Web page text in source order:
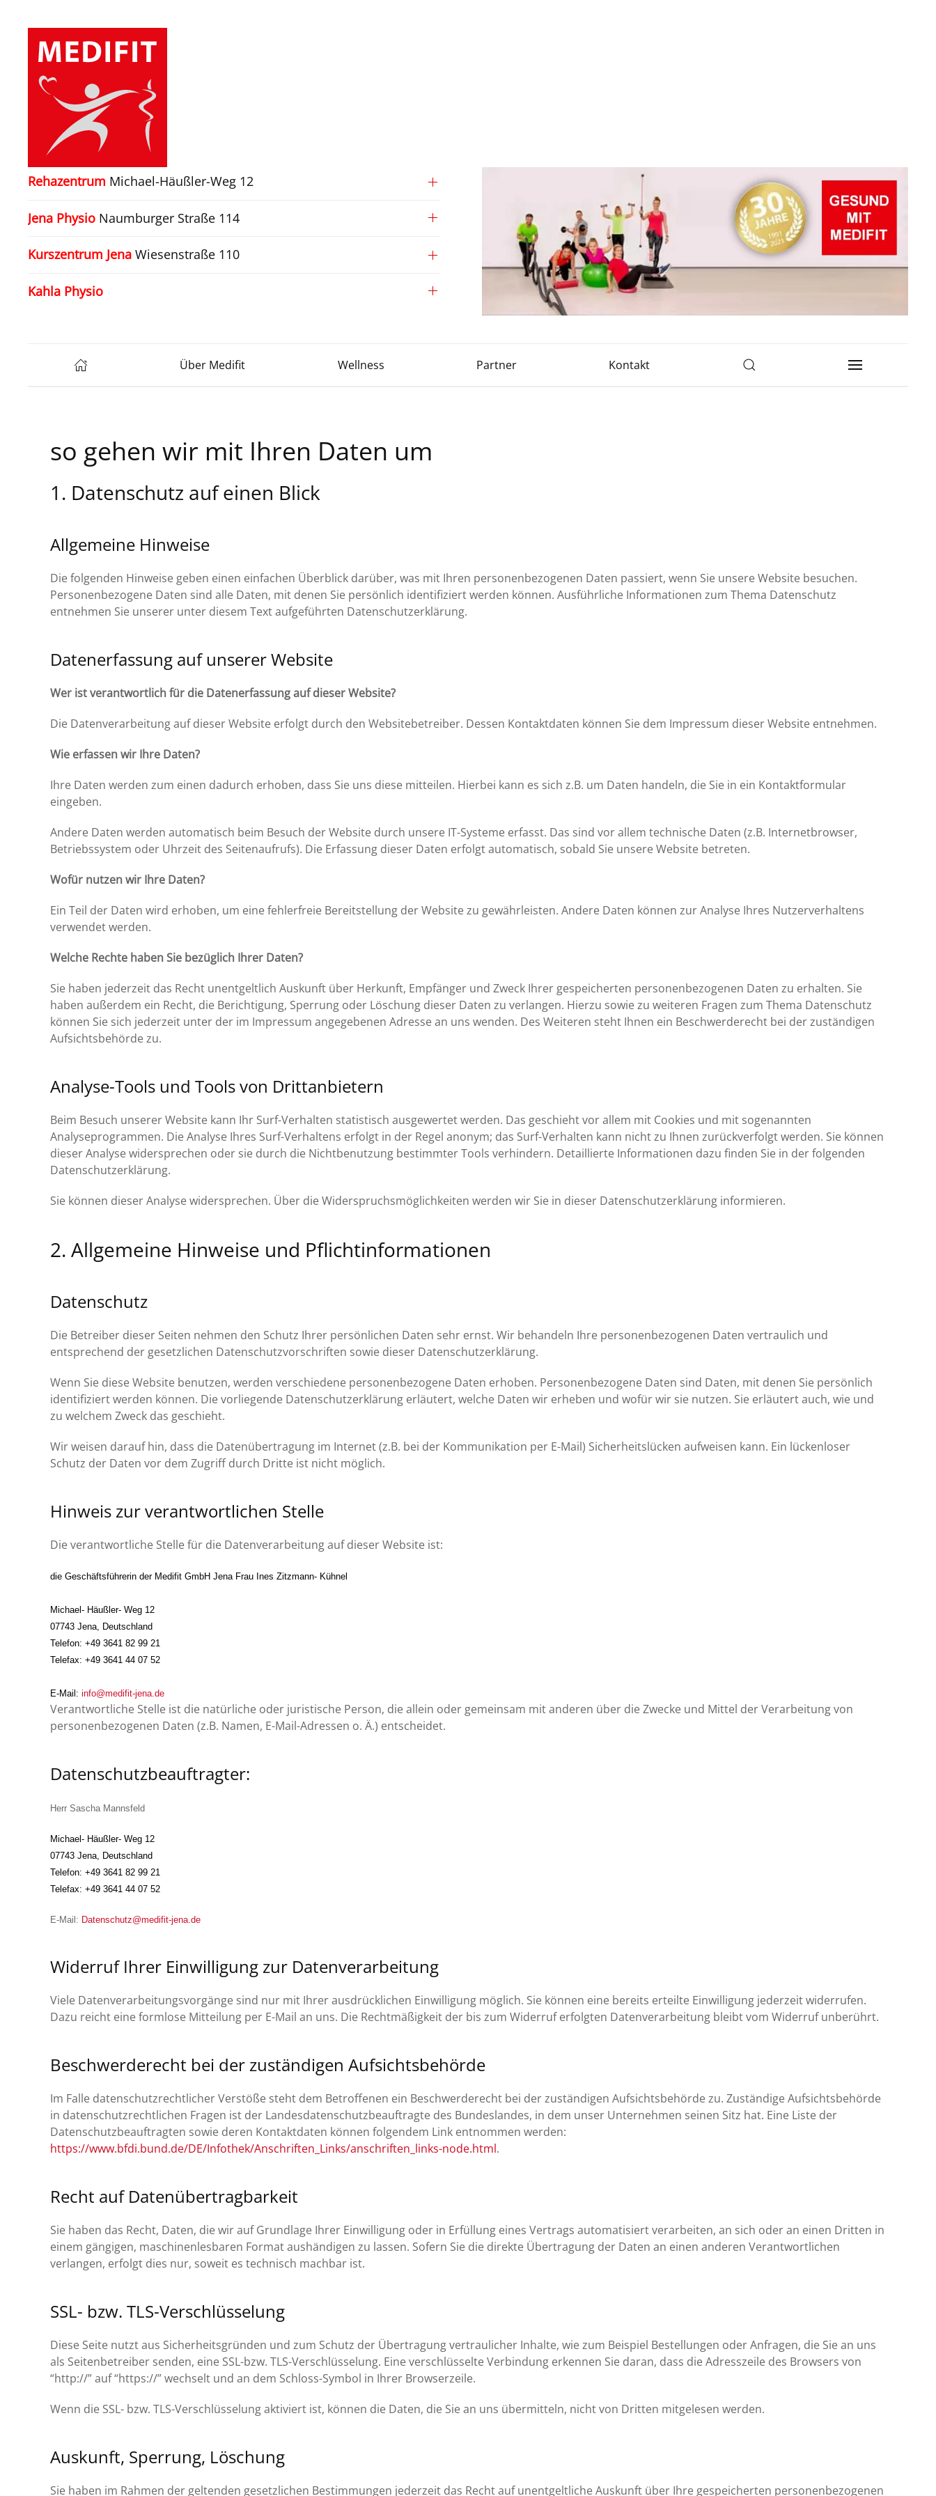
Zum Hauptinhalt springen
Rehazentrum Michael-Häußler-Weg 12
Jena Physio Naumburger Straße 114
Kurszentrum Jena Wiesenstraße 110
Kahla Physio
Über Medifit Wellness Partner Kontakt
so gehen wir mit Ihren Daten um
1. Datenschutz auf einen Blick
Allgemeine Hinweise
Die folgenden Hinweise geben einen einfachen Überblick darüber, was mit Ihren personenbezogenen Daten passiert, wenn Sie unsere Website besuchen.
Personenbezogene Daten sind alle Daten, mit denen Sie persönlich identifiziert werden können. Ausführliche Informationen zum Thema Datenschutz
entnehmen Sie unserer unter diesem Text aufgeführten Datenschutzerklärung.
Datenerfassung auf unserer Website
Wer ist verantwortlich für die Datenerfassung auf dieser Website?
Die Datenverarbeitung auf dieser Website erfolgt durch den Websitebetreiber. Dessen Kontaktdaten können Sie dem Impressum dieser Website entnehmen.
Wie erfassen wir Ihre Daten?
Ihre Daten werden zum einen dadurch erhoben, dass Sie uns diese mitteilen. Hierbei kann es sich z.B. um Daten handeln, die Sie in ein Kontaktformular
eingeben.
Andere Daten werden automatisch beim Besuch der Website durch unsere IT-Systeme erfasst. Das sind vor allem technische Daten (z.B. Internetbrowser,
Betriebssystem oder Uhrzeit des Seitenaufrufs). Die Erfassung dieser Daten erfolgt automatisch, sobald Sie unsere Website betreten.
Wofür nutzen wir Ihre Daten?
Ein Teil der Daten wird erhoben, um eine fehlerfreie Bereitstellung der Website zu gewährleisten. Andere Daten können zur Analyse Ihres Nutzerverhaltens
verwendet werden.
Welche Rechte haben Sie bezüglich Ihrer Daten?
Sie haben jederzeit das Recht unentgeltlich Auskunft über Herkunft, Empfänger und Zweck Ihrer gespeicherten personenbezogenen Daten zu erhalten. Sie
haben außerdem ein Recht, die Berichtigung, Sperrung oder Löschung dieser Daten zu verlangen. Hierzu sowie zu weiteren Fragen zum Thema Datenschutz
können Sie sich jederzeit unter der im Impressum angegebenen Adresse an uns wenden. Des Weiteren steht Ihnen ein Beschwerderecht bei der zuständigen
Aufsichtsbehörde zu.
Analyse-Tools und Tools von Drittanbietern
Beim Besuch unserer Website kann Ihr Surf-Verhalten statistisch ausgewertet werden. Das geschieht vor allem mit Cookies und mit sogenannten
Analyseprogrammen. Die Analyse Ihres Surf-Verhaltens erfolgt in der Regel anonym; das Surf-Verhalten kann nicht zu Ihnen zurückverfolgt werden. Sie können
dieser Analyse widersprechen oder sie durch die Nichtbenutzung bestimmter Tools verhindern. Detaillierte Informationen dazu finden Sie in der folgenden
Datenschutzerklärung.
Sie können dieser Analyse widersprechen. Über die Widerspruchsmöglichkeiten werden wir Sie in dieser Datenschutzerklärung informieren.
2. Allgemeine Hinweise und Pflichtinformationen
Datenschutz
Die Betreiber dieser Seiten nehmen den Schutz Ihrer persönlichen Daten sehr ernst. Wir behandeln Ihre personenbezogenen Daten vertraulich und
entsprechend der gesetzlichen Datenschutzvorschriften sowie dieser Datenschutzerklärung.
Wenn Sie diese Website benutzen, werden verschiedene personenbezogene Daten erhoben. Personenbezogene Daten sind Daten, mit denen Sie persönlich
identifiziert werden können. Die vorliegende Datenschutzerklärung erläutert, welche Daten wir erheben und wofür wir sie nutzen. Sie erläutert auch, wie und
zu welchem Zweck das geschieht.
Wir weisen darauf hin, dass die Datenübertragung im Internet (z.B. bei der Kommunikation per E-Mail) Sicherheitslücken aufweisen kann. Ein lückenloser
Schutz der Daten vor dem Zugriff durch Dritte ist nicht möglich.
Hinweis zur verantwortlichen Stelle
Die verantwortliche Stelle für die Datenverarbeitung auf dieser Website ist:
die Geschäftsführerin der Medifit GmbH Jena Frau Ines Zitzmann- Kühnel
Michael- Häußler- Weg 12
07743 Jena, Deutschland
Telefon: +49 3641 82 99 21
Telefax: +49 3641 44 07 52
E-Mail: info@medifit-jena.de
Verantwortliche Stelle ist die natürliche oder juristische Person, die allein oder gemeinsam mit anderen über die Zwecke und Mittel der Verarbeitung von
personenbezogenen Daten (z.B. Namen, E-Mail-Adressen o. Ä.) entscheidet.
Datenschutzbeauftragter:
Herr Sascha Mannsfeld
Michael- Häußler- Weg 12
07743 Jena, Deutschland
Telefon: +49 3641 82 99 21
Telefax: +49 3641 44 07 52
E-Mail: Datenschutz@medifit-jena.de
Widerruf Ihrer Einwilligung zur Datenverarbeitung
Viele Datenverarbeitungsvorgänge sind nur mit Ihrer ausdrücklichen Einwilligung möglich. Sie können eine bereits erteilte Einwilligung jederzeit widerrufen.
Dazu reicht eine formlose Mitteilung per E-Mail an uns. Die Rechtmäßigkeit der bis zum Widerruf erfolgten Datenverarbeitung bleibt vom Widerruf unberührt.
Beschwerderecht bei der zuständigen Aufsichtsbehörde
Im Falle datenschutzrechtlicher Verstöße steht dem Betroffenen ein Beschwerderecht bei der zuständigen Aufsichtsbehörde zu. Zuständige Aufsichtsbehörde
in datenschutzrechtlichen Fragen ist der Landesdatenschutzbeauftragte des Bundeslandes, in dem unser Unternehmen seinen Sitz hat. Eine Liste der
Datenschutzbeauftragten sowie deren Kontaktdaten können folgendem Link entnommen werden:
https://www.bfdi.bund.de/DE/Infothek/Anschriften_Links/anschriften_links-node.html.
Recht auf Datenübertragbarkeit
Sie haben das Recht, Daten, die wir auf Grundlage Ihrer Einwilligung oder in Erfüllung eines Vertrags automatisiert verarbeiten, an sich oder an einen Dritten in
einem gängigen, maschinenlesbaren Format aushändigen zu lassen. Sofern Sie die direkte Übertragung der Daten an einen anderen Verantwortlichen
verlangen, erfolgt dies nur, soweit es technisch machbar ist.
SSL- bzw. TLS-Verschlüsselung
Diese Seite nutzt aus Sicherheitsgründen und zum Schutz der Übertragung vertraulicher Inhalte, wie zum Beispiel Bestellungen oder Anfragen, die Sie an uns
als Seitenbetreiber senden, eine SSL-bzw. TLS-Verschlüsselung. Eine verschlüsselte Verbindung erkennen Sie daran, dass die Adresszeile des Browsers von
“http://” auf “https://” wechselt und an dem Schloss-Symbol in Ihrer Browserzeile.
Wenn die SSL- bzw. TLS-Verschlüsselung aktiviert ist, können die Daten, die Sie an uns übermitteln, nicht von Dritten mitgelesen werden.
Auskunft, Sperrung, Löschung
Sie haben im Rahmen der geltenden gesetzlichen Bestimmungen jederzeit das Recht auf unentgeltliche Auskunft über Ihre gespeicherten personenbezogenen